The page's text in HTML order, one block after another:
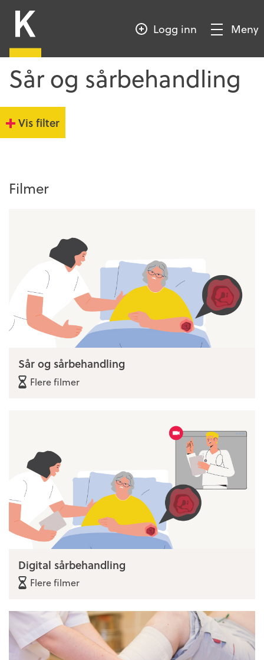
HOVEDINNHOLD
KompetansebroenLogg inn
Vis/SkjulMeny
Sår og sårbehandling
Vis filter
Filmer
Sår og sårbehandling
Flere filmer
Digital sårbehandling
Flere filmer